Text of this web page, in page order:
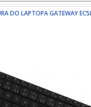
DO LAPTOPA GATEWAY